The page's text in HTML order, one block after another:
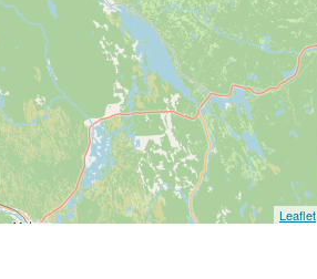
Leaflet